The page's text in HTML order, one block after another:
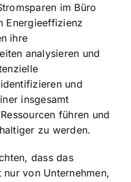
im Büro
Energieeffizienz
ihre
analysieren und
und
insgesamt
führen und
zu werden.
dass das
von Unternehmen,